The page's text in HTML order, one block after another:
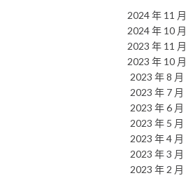
2024 年 11 月
2024 年 10 月
2023 年 11 月
2023 年 10 月
2023 年 8 月
2023 年 7 月
2023 年 6 月
2023 年 5 月
2023 年 4 月
2023 年 3 月
2023 年 2 月